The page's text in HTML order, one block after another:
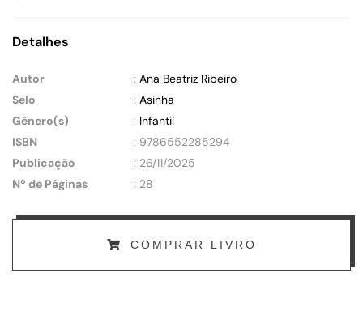
Detalhes
Autor
: Ana Beatriz Ribeiro
Selo
: Asinha
Gênero(s)
: Infantil
ISBN
: 9786552285294
Publicação
: 26/11/2025
Nº de Páginas
: 28
COMPRAR LIVRO